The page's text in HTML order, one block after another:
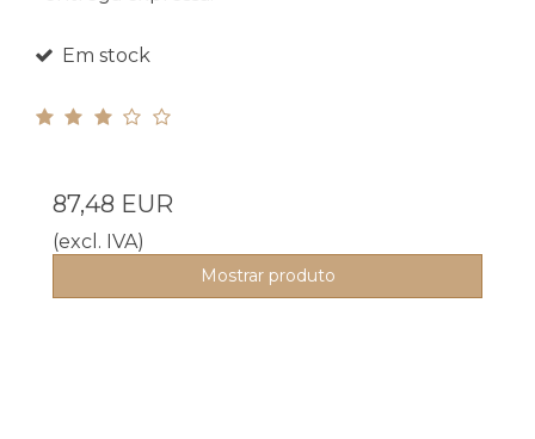
Em stock
87,48 EUR
(excl. IVA)
Mostrar produto